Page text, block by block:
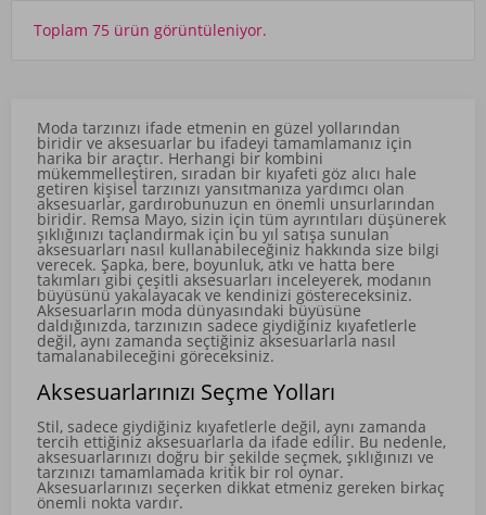
Toplam 75 ürün görüntüleniyor.
Moda tarzınızı ifade etmenin en güzel yollarından
biridir ve aksesuarlar bu ifadeyi tamamlamanız için
harika bir araçtır. Herhangi bir kombini
mükemmelleştiren, sıradan bir kıyafeti göz alıcı hale
getiren kişisel tarzınızı yansıtmanıza yardımcı olan
aksesuarlar, gardırobunuzun en önemli unsurlarından
biridir. Remsa Mayo, sizin için tüm ayrıntıları düşünerek
şıklığınızı taçlandırmak için bu yıl satışa sunulan
aksesuarları nasıl kullanabileceğiniz hakkında size bilgi
verecek. Şapka, bere, boyunluk, atkı ve hatta bere
takımları gibi çeşitli aksesuarları inceleyerek, modanın
büyüsünü yakalayacak ve kendinizi göstereceksiniz.
Aksesuarların moda dünyasındaki büyüsüne
daldığınızda, tarzınızın sadece giydiğiniz kıyafetlerle
değil, aynı zamanda seçtiğiniz aksesuarlarla nasıl
tamalanabileceğini göreceksiniz.
Aksesuarlarınızı Seçme Yolları
Stil, sadece giydiğiniz kıyafetlerle değil, aynı zamanda
tercih ettiğiniz aksesuarlarla da ifade edilir. Bu nedenle,
aksesuarlarınızı doğru bir şekilde seçmek, şıklığınızı ve
tarzınızı tamamlamada kritik bir rol oynar.
Aksesuarlarınızı seçerken dikkat etmeniz gereken birkaç
önemli nokta vardır.